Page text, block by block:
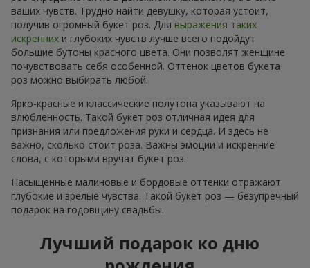
ваших чувств. Трудно найти девушку, которая устоит,
получив огромный букет роз. Для выражения таких
искренних и глубоких чувств лучше всего подойдут
большие бутоны красного цвета. Они позволят женщине
почувствовать себя особенной. Оттенок цветов букета
роз можно выбирать любой.
Ярко-красные и классические полутона указывают на
влюбленность. Такой букет роз отличная идея для
признания или предложения руки и сердца. И здесь не
важно, сколько стоит роза. Важны эмоции и искренние
слова, с которыми вручат букет роз.
Насыщенные малиновые и бордовые оттенки отражают
глубокие и зрелые чувства. Такой букет роз — безупречный
подарок на годовщину свадьбы.
Лучший подарок ко дню